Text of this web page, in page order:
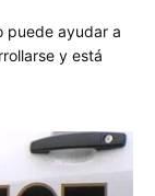
puede ayudar a
y está